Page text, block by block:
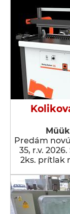
Predám
35, r.v.
2ks. prítlak